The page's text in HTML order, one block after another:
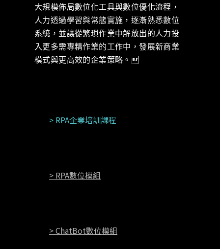
大規模佈局數位化工具與數位優化流程，
人力透過學習與常態實施，逐漸熟悉數位
系統，並讓從繁瑣作業中解放出的人力投
入更多需專精作業的工作中，發展新商業
模式與更高效的企業策略。
> RPA企業培訓課程
> RPA數位模組
> ChatBot數位模組